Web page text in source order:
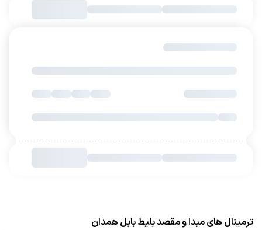
ترمینال های مبدا و مقصد بلیط بابل همدان